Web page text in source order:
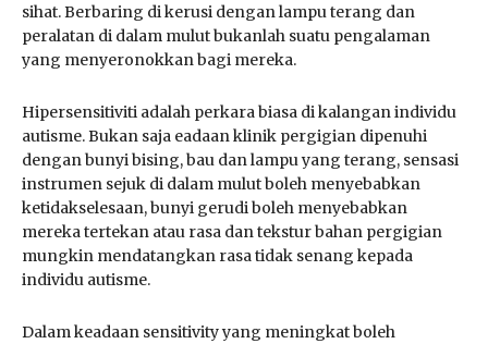
sihat. Berbaring di kerusi dengan lampu terang dan
peralatan di dalam mulut bukanlah suatu pengalaman
yang menyeronokkan bagi mereka.
Hipersensitiviti adalah perkara biasa di kalangan individu
autisme. Bukan saja eadaan klinik pergigian dipenuhi
dengan bunyi bising, bau dan lampu yang terang, sensasi
instrumen sejuk di dalam mulut boleh menyebabkan
ketidakselesaan, bunyi gerudi boleh menyebabkan
mereka tertekan atau rasa dan tekstur bahan pergigian
mungkin mendatangkan rasa tidak senang kepada
individu autisme.
Dalam keadaan sensitivity yang meningkat boleh